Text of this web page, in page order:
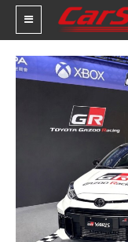
車市新聞
汽車改裝
輪胎特區